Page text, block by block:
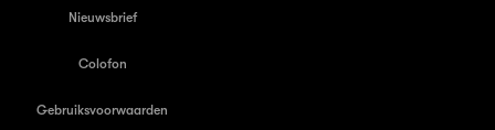
Nieuwsbrief
Colofon
Gebruiksvoorwaarden